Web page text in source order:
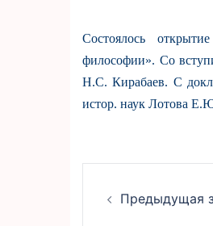
Состоялось
философии». Со
Н.С. Кирабаев. С
истор. наук Лотова
Предыдущая